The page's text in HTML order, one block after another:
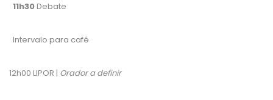
11h30 Debate
Intervalo para café
12h00 LIPOR | Orador a definir